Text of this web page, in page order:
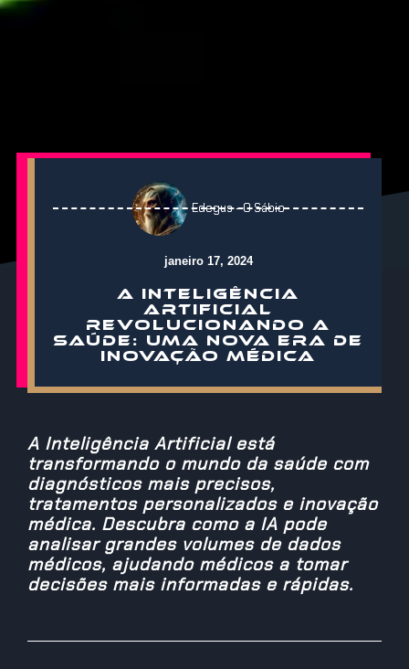
Edegus - O Sábio
janeiro 17, 2024
A INTELIGÊNCIA
ARTIFICIAL
REVOLUCIONANDO A
SAÚDE: UMA NOVA ERA DE
INOVAÇÃO MÉDICA
A Inteligência Artificial está
transformando o mundo da saúde com
diagnósticos mais precisos,
tratamentos personalizados e inovação
médica. Descubra como a IA pode
analisar grandes volumes de dados
médicos, ajudando médicos a tomar
decisões mais informadas e rápidas.